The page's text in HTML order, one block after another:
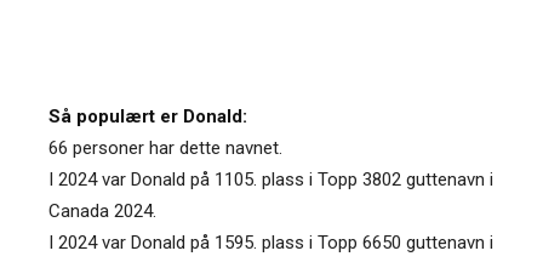
Så populært er Donald:
66 personer har dette navnet.
I 2024 var Donald på 1105. plass i Topp 3802 guttenavn i
Canada 2024.
I 2024 var Donald på 1595. plass i Topp 6650 guttenavn i